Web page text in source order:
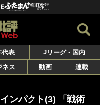
代表
Jリーグ・国内
ネス 動画 連載
ンパクト(3) 「戦術